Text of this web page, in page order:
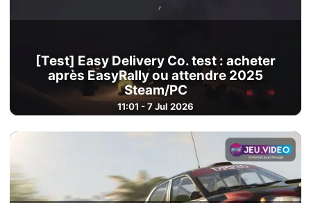
[Test] Easy Delivery Co. test : acheter
après EasyRally ou attendre 2025
Steam/PC
11:01 - 7 Jul 2026